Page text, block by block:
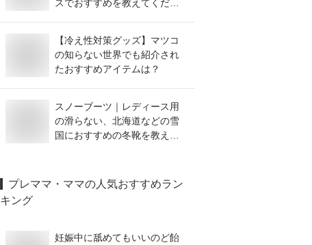
スでおすすめを教えてくださ
【冷え性対策グッズ】マツコ
の知らない世界でも紹介され
たおすすめアイテムは？
スノーブーツ｜レディース用
の滑らない、北海道などの雪
国におすすめの冬靴を教えて
プレママ・ママの人気おすすめラン
キング
妊娠中に舐めてもいいのど飴